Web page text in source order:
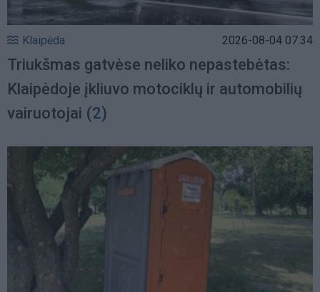
Klaipėda 2026-08-04 07:34
Triukšmas gatvėse neliko nepastebėtas:
Klaipėdoje įkliuvo motociklų ir automobilių
vairuotojai (2)